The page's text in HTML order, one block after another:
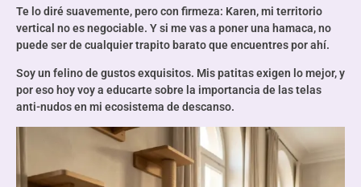
Te lo diré suavemente, pero con firmeza: Karen, mi territorio
vertical no es negociable. Y si me vas a poner una hamaca, no
puede ser de cualquier trapito barato que encuentres por ahí.
Soy un felino de gustos exquisitos. Mis patitas exigen lo mejor, y
por eso hoy voy a educarte sobre la importancia de las telas
anti-nudos en mi ecosistema de descanso.